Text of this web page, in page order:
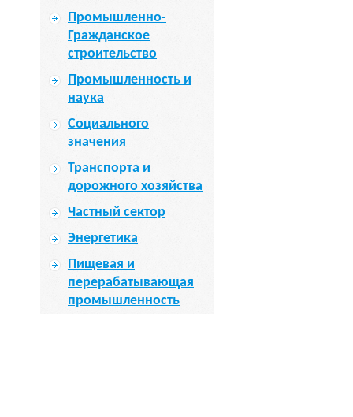
Промышленно-
Гражданское
строительство
Промышленность и
наука
Социального
значения
Транспорта и
дорожного хозяйства
Частный сектор
Энергетика
Пищевая и
перерабатывающая
промышленность